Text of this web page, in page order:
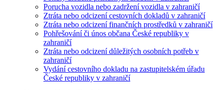
Porucha vozidla nebo zadržení vozidla v zahraničí
Ztráta nebo odcizení cestovních dokladů v zahraničí
Ztráta nebo odcizení finančních prostředků v zahraničí
Pohřešování či únos občana České republiky v
zahraničí
Ztráta nebo odcizení důležitých osobních potřeb v
zahraničí
Vydání cestovního dokladu na zastupitelském úřadu
České republiky v zahraničí